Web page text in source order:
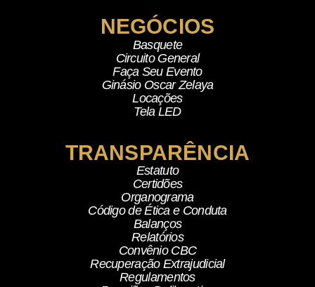
NEGÓCIOS
Basquete
Circuito General
Faça Seu Evento
Ginásio Oscar Zelaya
Locações
Tela LED
TRANSPARÊNCIA
Estatuto
Certidões
Organograma
Código de Ética e Conduta
Balanços
Relatórios
Convênio CBC
Recuperação Extrajudicial
Regulamentos